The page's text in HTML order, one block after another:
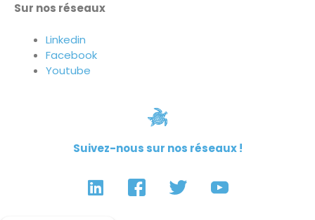
Sur nos réseaux
Linkedin
Facebook
Youtube
Suivez-nous sur nos réseaux !